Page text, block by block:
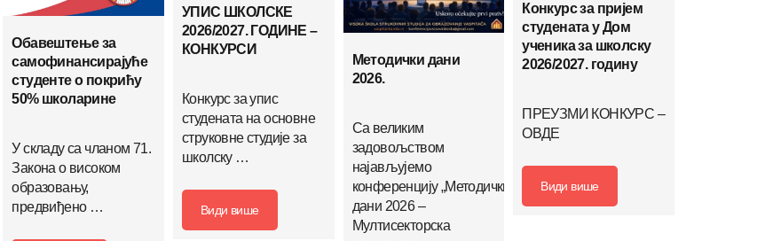
Обавештење за
самофинансирајуће
студенте о покрићу
50% школарине
У складу са чланом 71.
Закона о високом
образовању,
предвиђено …
УПИС ШКОЛСКЕ
2026/2027. ГОДИНЕ –
КОНКУРСИ
Конкурс за упис
студената на основне
струковне студије за
школску …
Види више
Методички дани
2026.
Са великим
задовољством
најављујемо
конференцију „Методички
дани 2026 –
Мултисекторска
Конкурс за пријем
студената у Дом
ученика за школску
2026/2027. годину
ПРЕУЗМИ КОНКУРС –
ОВДЕ
Види више